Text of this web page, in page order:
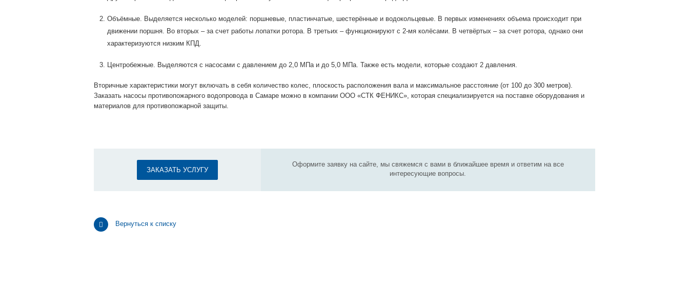
Объёмные. Выделяется несколько моделей: поршневые, пластинчатые, шестерённые и водокольцевые. В первых изменениях объема происходит при
движении поршня. Во вторых – за счет работы лопатки ротора. В третьих – функционируют с 2-мя колёсами. В четвёртых – за счет ротора, однако они
характеризуются низким КПД.
Центробежные. Выделяются с насосами с давлением до 2,0 МПа и до 5,0 МПа. Также есть модели, которые создают 2 давления.
Вторичные характеристики могут включать в себя количество колес, плоскость расположения вала и максимальное расстояние (от 100 до 300 метров).
Заказать насосы противопожарного водопровода в Самаре можно в компании ООО «СТК ФЕНИКС», которая специализируется на поставке оборудования и
материалов для противопожарной защиты.
ЗАКАЗАТЬ УСЛУГУ
Оформите заявку на сайте, мы свяжемся с вами в ближайшее время и ответим на все
интересующие вопросы.
Вернуться к списку